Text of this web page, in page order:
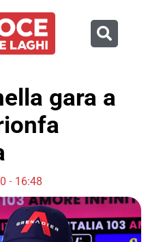
gara a
16:48